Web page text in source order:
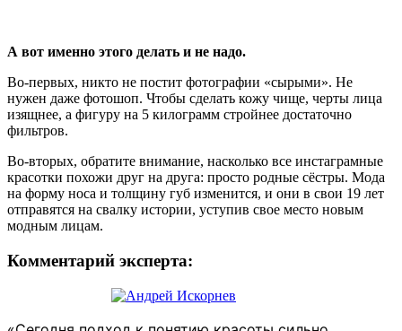
А вот именно этого делать и не надо.
Во-первых, никто не постит фотографии «сырыми». Не
нужен даже фотошоп. Чтобы сделать кожу чище, черты лица
изящнее, а фигуру на 5 килограмм стройнее достаточно
фильтров.
Во-вторых, обратите внимание, насколько все инстаграмные
красотки похожи друг на друга: просто родные сёстры. Мода
на форму носа и толщину губ изменится, и они в свои 19 лет
отправятся на свалку истории, уступив свое место новым
модным лицам.
Комментарий эксперта: